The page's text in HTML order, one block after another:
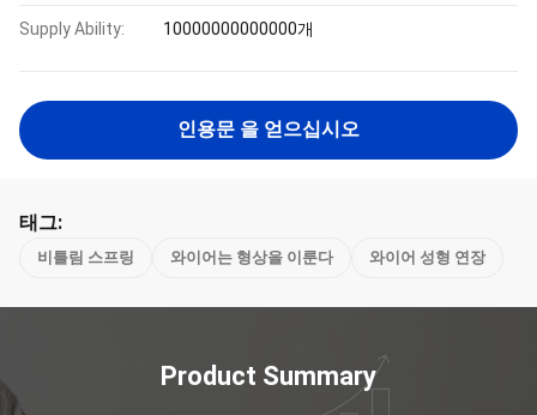
Supply Ability: 10000000000000개
인용문 을 얻으십시오
태그:
비틀림 스프링 와이어는 형상을 이룬다 와이어 성형 연장
Product Summary